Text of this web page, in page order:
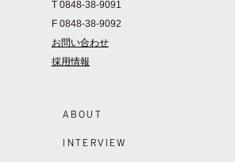
T 0848-38-9091
F 0848-38-9092
お問い合わせ
採用情報
ABOUT
INTERVIEW